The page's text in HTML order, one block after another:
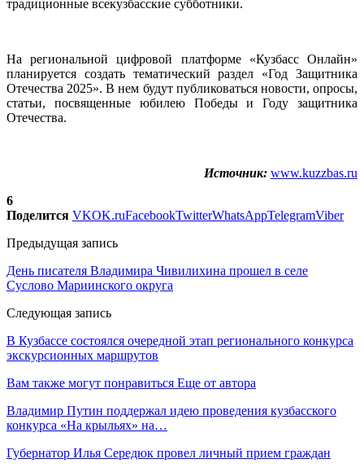
традиционные всекузбасские субботники.
На региональной цифровой платформе «Кузбасс Онлайн»
планируется создать тематический раздел «Год Защитника
Отечества 2025». В нем будут публиковаться новости, опросы,
статьи, посвященные юбилею Победы и Году защитника
Отечества.
Источник: www.kuzzbas.ru
6
Поделится VKOK.ruFacebookTwitterWhatsAppTelegramViber
Предыдущая запись
День писателя Владимира Чивилихина прошел в селе
Суслово Мариинского округа
Следующая запись
В Кузбассе состоялся очередной этап регионального конкурса
экскурсионных маршрутов
Вам также могут понравиться Еще от автора
Владимир Путин поддержал идею проведения кузбасского
конкурса «На крыльях» на…
Губернатор Илья Середюк провел личный прием граждан